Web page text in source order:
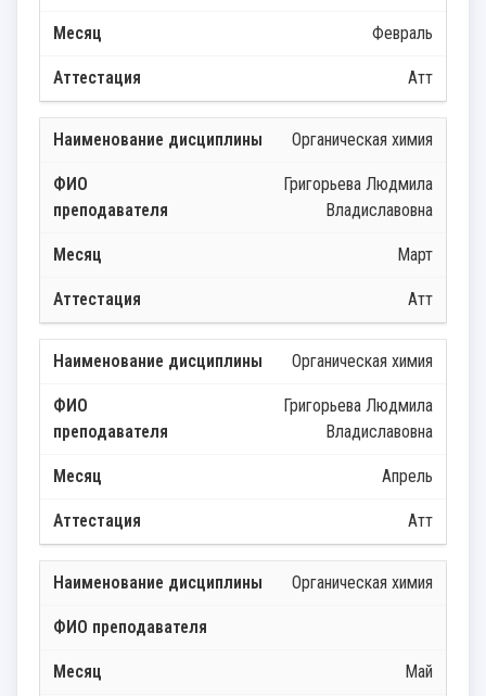
Февраль
Атт
Органическая химия
Григорьева Людмила
Владиславовна
Март
Атт
Органическая химия
Григорьева Людмила
Владиславовна
Апрель
Атт
Органическая химия
Май